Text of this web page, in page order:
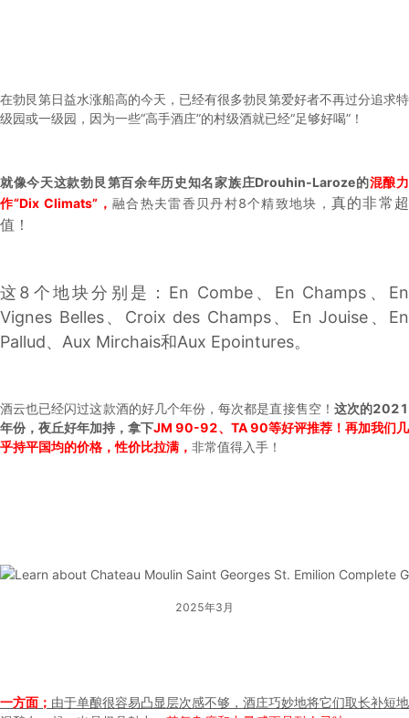
在勃艮第日益水涨船高的今天，已经有很多勃艮第爱好者不再过分追求特
级园或一级园，因为一些“高手酒庄”的村级酒就已经“足够好喝”！
就像今天这款勃艮第百余年历史知名家族庄Drouhin-Laroze的混酿力
作“Dix Climats”，融合热夫雷香贝丹村8个精致地块， 真的非常超
值！
这8个地块分别是：En Combe、En Champs、En
Vignes Belles、Croix des Champs、En Jouise、En
Pallud、Aux Mirchais和Aux Epointures。
酒云也已经闪过这款酒的好几个年份，每次都是直接售空！ 这次的2021
年份，夜丘好年加持，拿下JM 90-92、TA 90等好评推荐！再加我们几
乎持平国均的价格，性价比拉满， 非常值得入手！
2025年3月
一方面； 由于单酿很容易凸显层次感不够，酒庄巧妙地将它们取长补短地